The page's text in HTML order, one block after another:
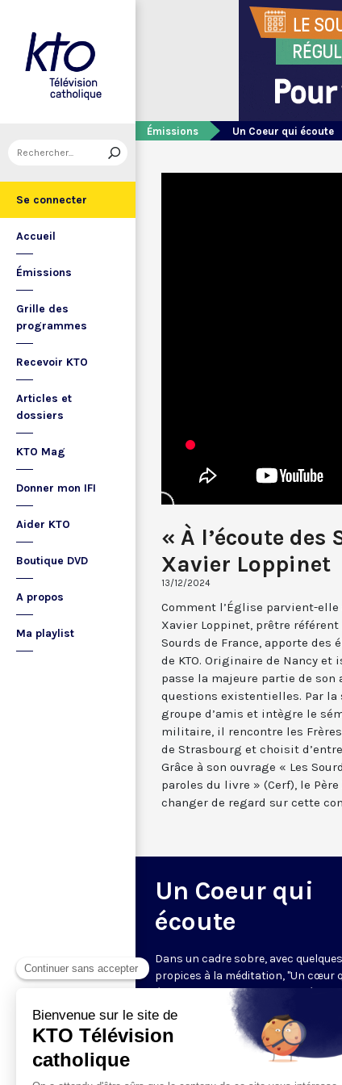
Se connecter
Accueil
Émissions
Grille des
programmes
Recevoir KTO
Articles et
dossiers
KTO Mag
Donner mon IFI
Aider KTO
Boutique DVD
A propos
Ma playlist
Émissions Un Coeur qui écoute
« À l’écoute des
Xavier Loppinet
13/12/2024
Comment l’Église parvient-elle
Xavier Loppinet, prêtre
Sourds de France, apporte des
de KTO. Originaire de Nancy
passe la majeure partie de son
questions existentielles. Par
groupe d’amis et intègre le
militaire, il rencontre les
de Strasbourg et choisit
Grâce à son ouvrage « Les
paroles du livre » (Cerf), le
changer de regard sur cette
Un Coeur qui
écoute
Dans un cadre sobre, avec
propices à la méditation, "Un cœur
écoute" donne toute sa place à la
sur le ton de l’intime. Cyril
un invité pour 26 minutes
vie, d’une intense expérience
vivante et incarnée par des témoins.